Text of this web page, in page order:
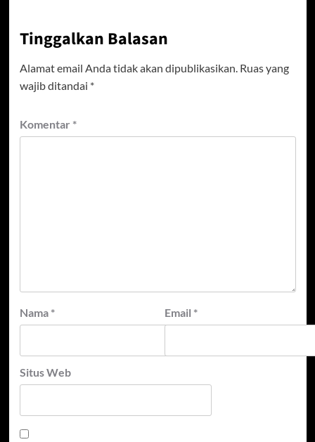
Tinggalkan Balasan
Alamat email Anda tidak akan dipublikasikan. Ruas yang
wajib ditandai *
Komentar *
Nama * Email *
Situs Web